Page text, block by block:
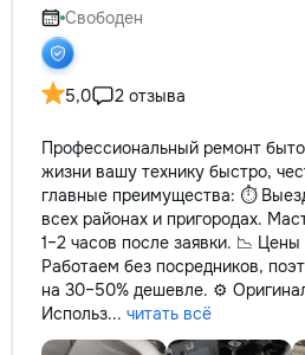
Свободен
5,0 2 отзыва
Профессиональный ремонт
жизни вашу технику быстро,
главные преимущества: ⏱️
всех районах и пригородах.
1–2 часов после заявки. 📉
Работаем без посредников,
на 30–50% дешевле. ⚙️
Использ... читать всё